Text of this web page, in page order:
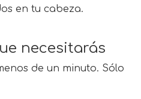
en tu cabeza.
necesitarás
de un minuto. Sólo